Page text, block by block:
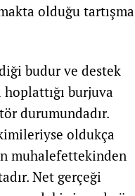
olduğu tartışma
budur ve destek
burjuva
durumundadır.
oldukça
muhalefettekinden
Net gerçeği